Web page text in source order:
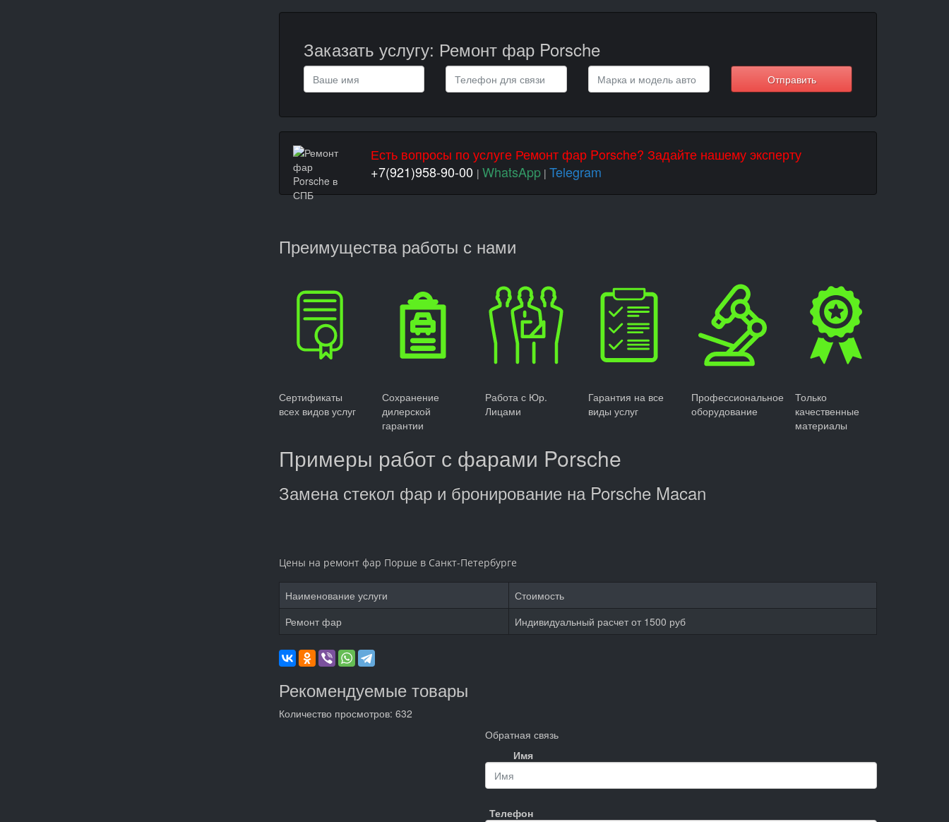
Заказать услугу: Ремонт фар Porsche
Отправить
Есть вопросы по услуге Ремонт фар Porsche? Задайте нашему эксперту
+7(921)958-90-00 | WhatsApp| Telegram
Преимущества работы с нами
Сертификаты
всех видов услуг
Сохранение
дилерской
гарантии
Работа с Юр.
Лицами
Гарантия на все
виды услуг
Профессиональное
оборудование
Только
качественные
материалы
Примеры работ с фарами Porsche
Замена стекол фар и бронирование на Porsche Macan
Цены на ремонт фар Порше в Санкт-Петербурге
Наименование услуги
Стоимость
Ремонт фар
Индивидуальный расчет от 1500 руб
Рекомендуемые товары
Количество просмотров: 632
Обратная связь
Имя
Телефон